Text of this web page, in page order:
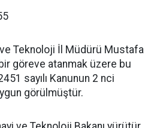
ve Teknoloji İl Müdürü Mustafa
göreve atanmak üzere bu
sayılı Kanunun 2 nci
görülmüştür.